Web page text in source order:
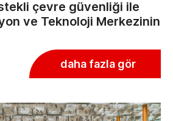
çevre güvenliği ile
ve Teknoloji Merkezinin
daha fazla gör